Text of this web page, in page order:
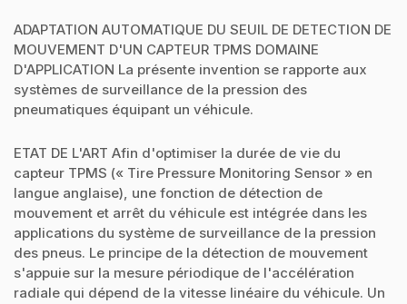
ADAPTATION AUTOMATIQUE DU SEUIL DE DETECTION DE
MOUVEMENT D'UN CAPTEUR TPMS DOMAINE
D'APPLICATION La présente invention se rapporte aux
systèmes de surveillance de la pression des
pneumatiques équipant un véhicule.
ETAT DE L'ART Afin d'optimiser la durée de vie du
capteur TPMS (« Tire Pressure Monitoring Sensor » en
langue anglaise), une fonction de détection de
mouvement et arrêt du véhicule est intégrée dans les
applications du système de surveillance de la pression
des pneus. Le principe de la détection de mouvement
s'appuie sur la mesure périodique de l'accélération
radiale qui dépend de la vitesse linéaire du véhicule. Un